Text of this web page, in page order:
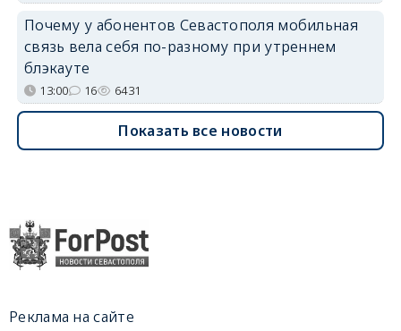
Почему у абонентов Севастополя мобильная
связь вела себя по-разному при утреннем
блэкауте
13:00 16 6431
Показать все новости
Реклама на сайте